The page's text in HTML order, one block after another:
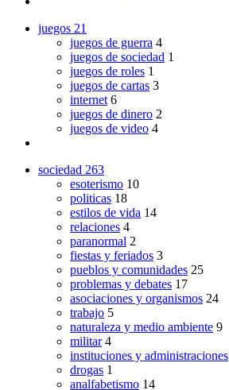
juegos 21
juegos de guerra 4
juegos de sociedad 1
juegos de roles 1
juegos de cartas 3
internet 6
juegos de dinero 2
juegos de video 4
sociedad 263
esoterismo 10
politicas 18
estilos de vida 14
relaciones 4
paranormal 2
fiestas y feriados 3
pueblos y comunidades 25
problemas y debates 17
asociaciones y organismos 24
trabajo 5
naturaleza y medio ambiente 9
militar 4
instituciones y administraciones
drogas 1
analfabetismo 14